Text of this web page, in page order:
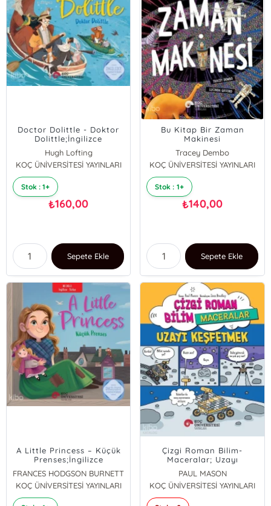
Doctor Dolittle - Doktor
Dolittle;İngilizce
Öğreniyorum - İki Dilli
Kitaplar
Hugh Lofting
KOÇ ÜNİVERSİTESİ YAYINLARI
Stok : 1+
₺160,00
Sepete Ekle
Bu Kitap Bir Zaman
Makinesi
Tracey Dembo
KOÇ ÜNİVERSİTESİ YAYINLARI
Stok : 1+
₺140,00
Sepete Ekle
A Little Princess – Küçük
Prenses;İngilizce
Öğreniyorum - İki Dilli
Kitaplar
FRANCES HODGSON BURNETT
KOÇ ÜNİVERSİTESİ YAYINLARI
Çizgi Roman Bilim-
Maceralar; Uzayı
Keşfetmek
PAUL MASON
KOÇ ÜNİVERSİTESİ YAYINLARI